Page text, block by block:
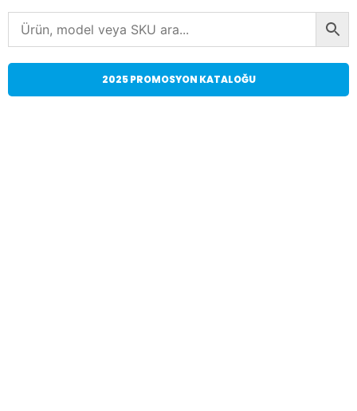
2025 PROMOSYON KATALOĞU